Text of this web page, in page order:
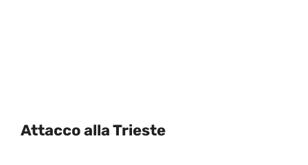
Attacco alla Trieste